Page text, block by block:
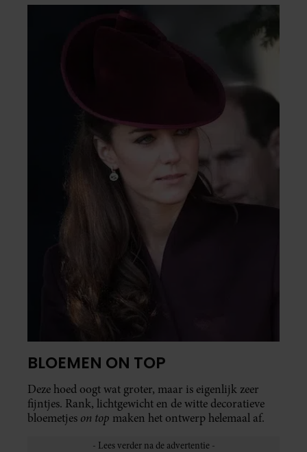
BLOEMEN ON TOP
Deze hoed oogt wat groter, maar is eigenlijk zeer
fijntjes. Rank, lichtgewicht en de witte decoratieve
bloemetjes on top maken het ontwerp helemaal af.